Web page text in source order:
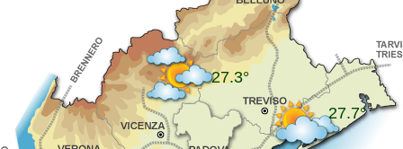
27.7°
27.3°